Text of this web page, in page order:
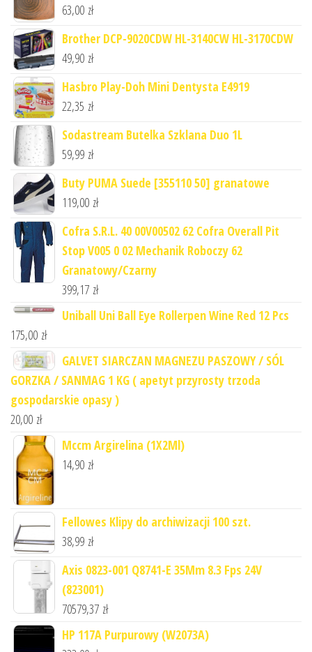
63,00 zł
Brother DCP-9020CDW HL-3140CW HL-3170CDW
49,90 zł
Hasbro Play-Doh Mini Dentysta E4919
22,35 zł
Sodastream Butelka Szklana Duo 1L
59,99 zł
Buty PUMA Suede [355110 50] granatowe
119,00 zł
Cofra S.R.L. 40 00V00502 62 Cofra Overall Pit
Stop V005 0 02 Mechanik Roboczy 62
Granatowy/Czarny
399,17 zł
Uniball Uni Ball Eye Rollerpen Wine Red 12 Pcs
175,00 zł
GALVET SIARCZAN MAGNEZU PASZOWY / SÓL
GORZKA / SANMAG 1 KG ( apetyt przyrosty trzoda
gospodarskie opasy )
20,00 zł
Mccm Argirelina (1X2Ml)
14,90 zł
Fellowes Klipy do archiwizacji 100 szt.
38,99 zł
Axis 0823-001 Q8741-E 35Mm 8.3 Fps 24V
(823001)
70579,37 zł
HP 117A Purpurowy (W2073A)